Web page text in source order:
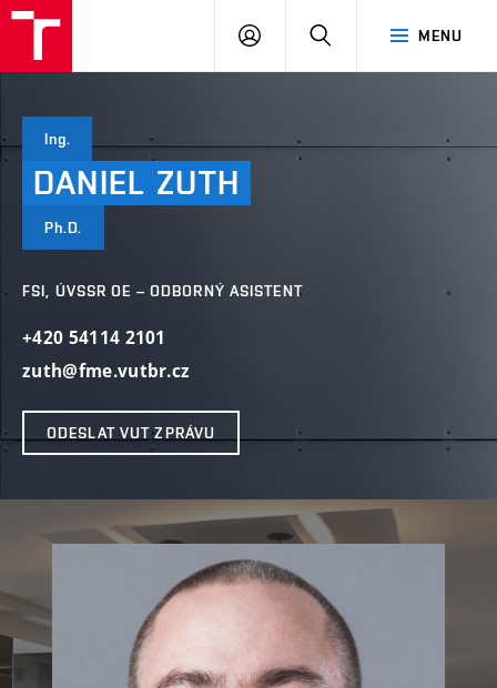
MENU
PŘIHLÁSIT
Ing.
DANIEL ZUTH
Ph.D.
FSI, ÚVSSR OE – ODBORNÝ ASISTENT
+420 54114 2101
zuth@fme.vutbr.cz
ODESLAT VUT ZPRÁVU